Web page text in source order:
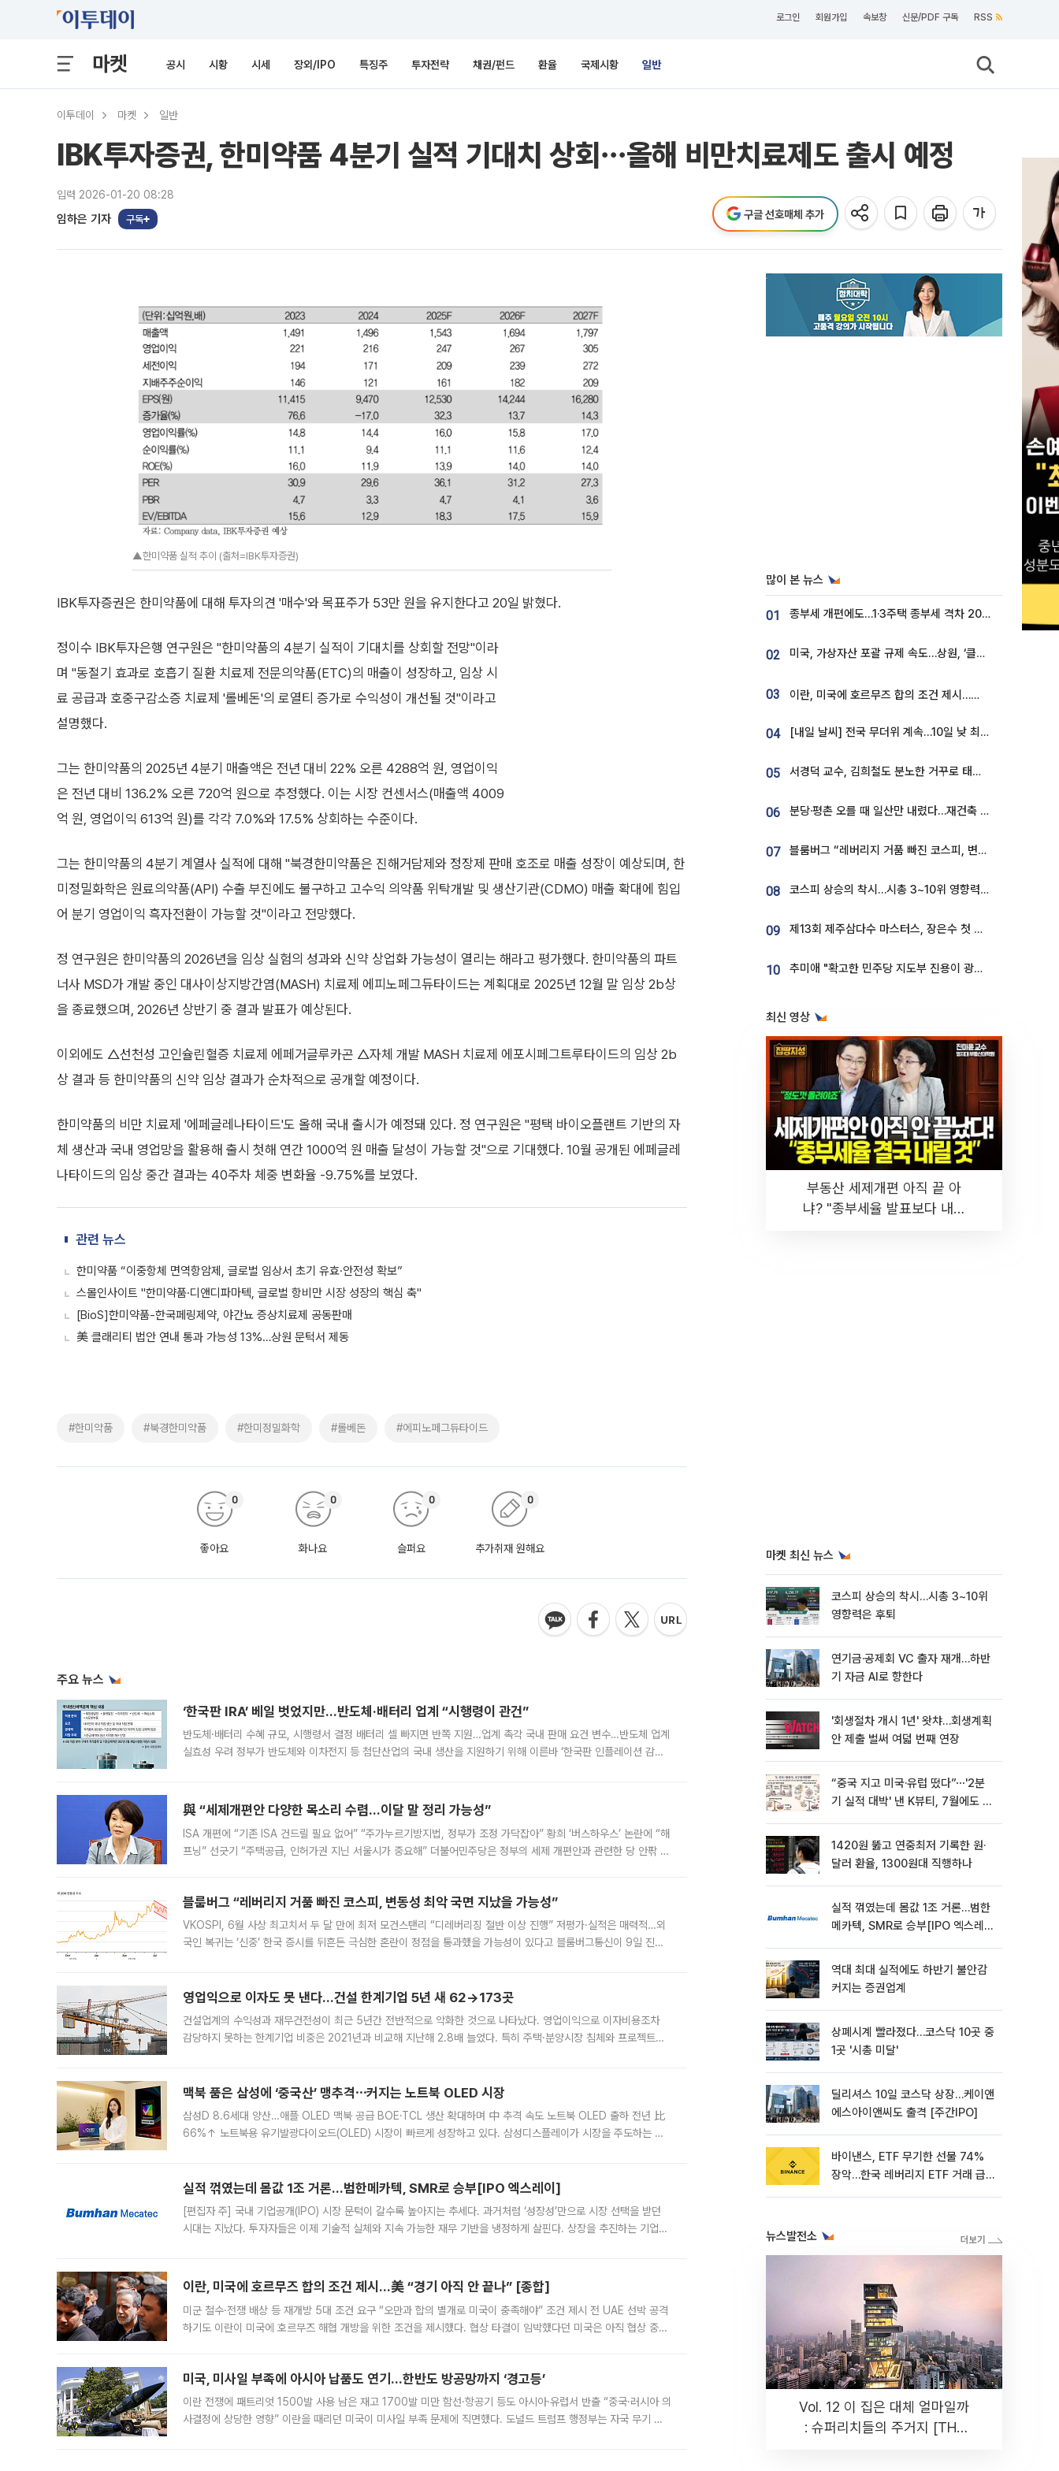
로그인 회원가입 속보창 신문/PDF 구독 RSS
마켓 공시 시황 시세 장외/IPO 특징주 투자전략 채권/펀드 환율 국제시황 일반
이투데이 마켓 일반
IBK투자증권, 한미약품 4분기 실적 기대치 상회⋯올해 비만치료제도 출시 예정
입력 2026-01-20 08:28
임하은 기자 구독 구글 선호매체 추가
▲한미약품 실적 추이 (출처=IBK투자증권)
IBK투자증권은 한미약품에 대해 투자의견 '매수'와 목표주가 53만 원을 유지한다고 20일 밝혔다.
정이수 IBK투자은행 연구원은 "한미약품의 4분기 실적이 기대치를 상회할 전망"이라
며 "동절기 효과로 호흡기 질환 치료제 전문의약품(ETC)의 매출이 성장하고, 임상 시
료 공급과 호중구감소증 치료제 '롤베돈'의 로열티 증가로 수익성이 개선될 것"이라고
설명했다.
그는 한미약품의 2025년 4분기 매출액은 전년 대비 22% 오른 4288억 원, 영업이익
은 전년 대비 136.2% 오른 720억 원으로 추정했다. 이는 시장 컨센서스(매출액 4009
억 원, 영업이익 613억 원)를 각각 7.0%와 17.5% 상회하는 수준이다.
그는 한미약품의 4분기 계열사 실적에 대해 "북경한미약품은 진해거담제와 정장제 판매 호조로 매출 성장이 예상되며, 한
미정밀화학은 원료의약품(API) 수출 부진에도 불구하고 고수익 의약품 위탁개발 및 생산기관(CDMO) 매출 확대에 힘입
어 분기 영업이익 흑자전환이 가능할 것"이라고 전망했다.
정 연구원은 한미약품의 2026년을 임상 실험의 성과와 신약 상업화 가능성이 열리는 해라고 평가했다. 한미약품의 파트
너사 MSD가 개발 중인 대사이상지방간염(MASH) 치료제 에피노페그듀타이드는 계획대로 2025년 12월 말 임상 2b상
을 종료했으며, 2026년 상반기 중 결과 발표가 예상된다.
이외에도 △선천성 고인슐린혈증 치료제 에페거글루카곤 △자체 개발 MASH 치료제 에포시페그트루타이드의 임상 2b
상 결과 등 한미약품의 신약 임상 결과가 순차적으로 공개할 예정이다.
한미약품의 비만 치료제 '에페글레나타이드'도 올해 국내 출시가 예정돼 있다. 정 연구원은 "평택 바이오플랜트 기반의 자
체 생산과 국내 영업망을 활용해 출시 첫해 연간 1000억 원 매출 달성이 가능할 것"으로 기대했다. 10월 공개된 에페글레
나타이드의 임상 중간 결과는 40주차 체중 변화율 -9.75%를 보였다.
관련 뉴스
한미약품 “이중항체 면역항암제, 글로벌 임상서 초기 유효·안전성 확보”
스몰인사이트 "한미약품·디앤디파마텍, 글로벌 항비만 시장 성장의 핵심 축"
[BioS]한미약품-한국페링제약, 야간뇨 증상치료제 공동판매
美 클래리티 법안 연내 통과 가능성 13%…상원 문턱서 제동
#한미약품 #북경한미약품 #한미정밀화학 #롤베돈 #에피노페그듀타이드
좋아요
0
화나요
0
슬퍼요
0
추가취재 원해요
0
주요 뉴스
‘한국판 IRA’ 베일 벗었지만…반도체·배터리 업계 “시행령이 관건”
반도체·배터리 수혜 규모, 시행령서 결정 배터리 셀 빠지면 반쪽 지원…업계 촉각 국내 판매 요건 변수…반도체 업계
실효성 우려 정부가 반도체와 이차전지 등 첨단산업의 국내 생산을 지원하기 위해 이른바 ‘한국판 인플레이션 감축
與 “세제개편안 다양한 목소리 수렴…이달 말 정리 가능성”
ISA 개편에 “기존 ISA 건드릴 필요 없어” “주가누르기방지법, 정부가 조정 가닥잡아” 황희 ‘버스하우스’ 논란에 “해
프닝” 선긋기 “주택공급, 인허가권 지닌 서울시가 중요해” 더불어민주당은 정부의 세제 개편안과 관련한 당 안팎 의
블룸버그 “레버리지 거품 빠진 코스피, 변동성 최악 국면 지났을 가능성”
VKOSPI, 6월 사상 최고치서 두 달 만에 최저 모건스탠리 “디레버리징 절반 이상 진행” 저평가·실적은 매력적…외
국인 복귀는 ‘신중’ 한국 증시를 뒤흔든 극심한 혼란이 정점을 통과했을 가능성이 있다고 블룸버그통신이 9일 진단
영업익으로 이자도 못 낸다…건설 한계기업 5년 새 62→173곳
건설업계의 수익성과 재무건전성이 최근 5년간 전반적으로 악화한 것으로 나타났다. 영업이익으로 이자비용조차
감당하지 못하는 한계기업 비중은 2021년과 비교해 지난해 2.8배 늘었다. 특히 주택·분양시장 침체와 프로젝트파
맥북 품은 삼성에 ‘중국산’ 맹추격⋯커지는 노트북 OLED 시장
삼성D 8.6세대 양산…애플 OLED 맥북 공급 BOE·TCL 생산 확대하며 中 추격 속도 노트북 OLED 출하 전년 比
66%↑ 노트북용 유기발광다이오드(OLED) 시장이 빠르게 성장하고 있다. 삼성디스플레이가 시장을 주도하는 가
실적 꺾였는데 몸값 1조 거론…범한메카텍, SMR로 승부[IPO 엑스레이]
[편집자 주] 국내 기업공개(IPO) 시장 문턱이 갈수록 높아지는 추세다. 과거처럼 ‘성장성’만으로 시장 선택을 받던
시대는 지났다. 투자자들은 이제 기술적 실체와 지속 가능한 재무 기반을 냉정하게 살핀다. 상장을 추진하는 기업들
이란, 미국에 호르무즈 합의 조건 제시…美 “경기 아직 안 끝나” [종합]
미군 철수·전쟁 배상 등 재개방 5대 조건 요구 “오만과 합의 별개로 미국이 충족해야” 조건 제시 전 UAE 선박 공격
하기도 이란이 미국에 호르무즈 해협 개방을 위한 조건을 제시했다. 협상 타결이 임박했다던 미국은 아직 협상 중이
미국, 미사일 부족에 아시아 납품도 연기…한반도 방공망까지 ‘경고등’
이란 전쟁에 패트리엇 1500발 사용 남은 재고 1700발 미만 함선·항공기 등도 아시아·유럽서 반출 “중국·러시아 의
사결정에 상당한 영향” 이란을 때리던 미국이 미사일 부족 문제에 직면했다. 도널드 트럼프 행정부는 자국 무기 공
많이 본 뉴스
01 종부세 개편에도…1·3주택 종부세 격차 2028년부터 확대
02 미국, 가상자산 포괄 규제 속도…상원, ‘클래리티법’ 9월 절차투표 추진
03 이란, 미국에 호르무즈 합의 조건 제시…美 “경기 아직 안 끝나” [종합]
04 [내일 날씨] 전국 무더위 계속…10일 낮 최고 34도 육박
05 서경덕 교수, 김희철도 분노한 거꾸로 태극기⋯"엉터리는 아냐, 아쉬울 뿐"
06 분당·평촌 오를 때 일산만 내렸다…재건축 기대감도 ‘무색’
07 블룸버그 “레버리지 거품 빠진 코스피, 변동성 최악 국면 지났을 가능성”
08 코스피 상승의 착시…시총 3~10위 영향력은 후퇴
09 제13회 제주삼다수 마스터스, 장은수 첫 우승하며 성료
10 추미애 "확고한 민주당 지도부 진용이 광주 호남 정신"
최신 영상
부동산 세제개편 아직 끝 아
냐? "종부세율 발표보다 내릴
마켓 최신 뉴스
코스피 상승의 착시…시총 3~10위
영향력은 후퇴
연기금·공제회 VC 출자 재개…하반
기 자금 AI로 향한다
'회생절차 개시 1년' 왓챠…회생계획
안 제출 벌써 여덟 번째 연장
“중국 지고 미국·유럽 떴다”⋯'2분
기 실적 대박' 낸 K뷰티, 7월에도 질
1420원 뚫고 연중최저 기록한 원·
달러 환율, 1300원대 직행하나
실적 꺾였는데 몸값 1조 거론…범한
메카텍, SMR로 승부[IPO 엑스레
역대 최대 실적에도 하반기 불안감
커지는 증권업계
상폐시계 빨라졌다…코스닥 10곳 중
1곳 '시총 미달'
딜리셔스 10일 코스닥 상장…케이앤
에스아이앤씨도 출격 [주간IPO]
바이낸스, ETF 무기한 선물 74%
장악…한국 레버리지 ETF 거래 급
뉴스발전소
Vol. 12 이 집은 대체 얼마일까
: 슈퍼리치들의 주거지 [THE